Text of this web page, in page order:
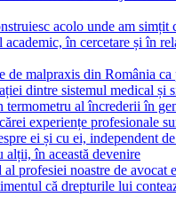
acolo unde am simțit
în cercetare și în
de malpraxis din România ca
dintre sistemul medical și
termometru al încrederii în
experiențe profesionale
ei și cu ei, independent
alții, în această devenire
profesiei noastre de avocat
că drepturile lui